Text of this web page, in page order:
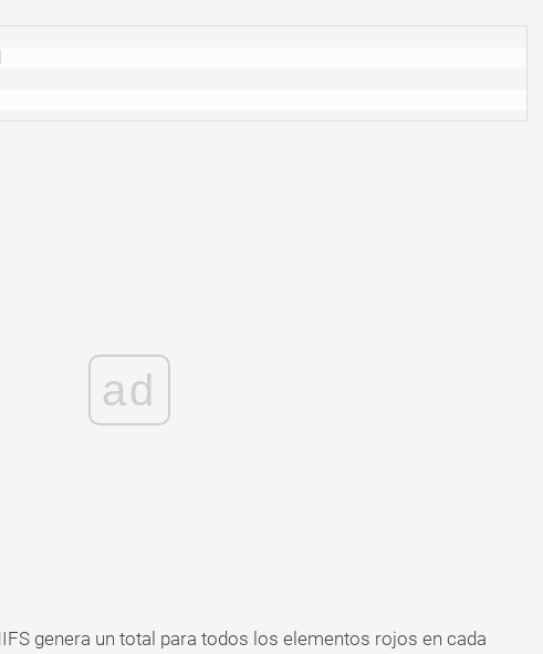
ad
genera un total para todos los elementos rojos en cada